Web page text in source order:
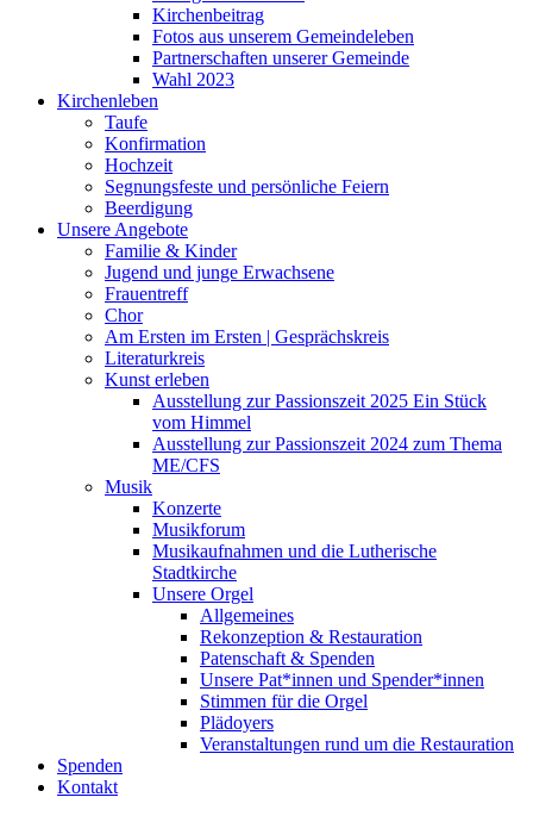
Kirchenbeitrag
Fotos aus unserem Gemeindeleben
Partnerschaften unserer Gemeinde
Wahl 2023
Kirchenleben
Taufe
Konfirmation
Hochzeit
Segnungsfeste und persönliche Feiern
Beerdigung
Unsere Angebote
Familie & Kinder
Jugend und junge Erwachsene
Frauentreff
Chor
Am Ersten im Ersten | Gesprächskreis
Literaturkreis
Kunst erleben
Ausstellung zur Passionszeit 2025 Ein Stück
vom Himmel
Ausstellung zur Passionszeit 2024 zum Thema
ME/CFS
Musik
Konzerte
Musikforum
Musikaufnahmen und die Lutherische
Stadtkirche
Unsere Orgel
Allgemeines
Rekonzeption & Restauration
Patenschaft & Spenden
Unsere Pat*innen und Spender*innen
Stimmen für die Orgel
Plädoyers
Veranstaltungen rund um die Restauration
Spenden
Kontakt